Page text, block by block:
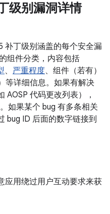
级别漏洞详情
丁级别涵盖的每个安全漏
组件分类，内容包括
、 严重程度、组件（若有）
等详细信息。如果有解决
AOSP 代码更改列表），
如果某个 bug 有多条相关
bug ID 后面的数字链接到
应用绕过用户互动要求来获